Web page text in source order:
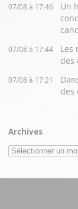
07/08 à 17:46
Un
07/08 à 17:44
Les
des
07/08 à 17:21
des
Archives
Archives